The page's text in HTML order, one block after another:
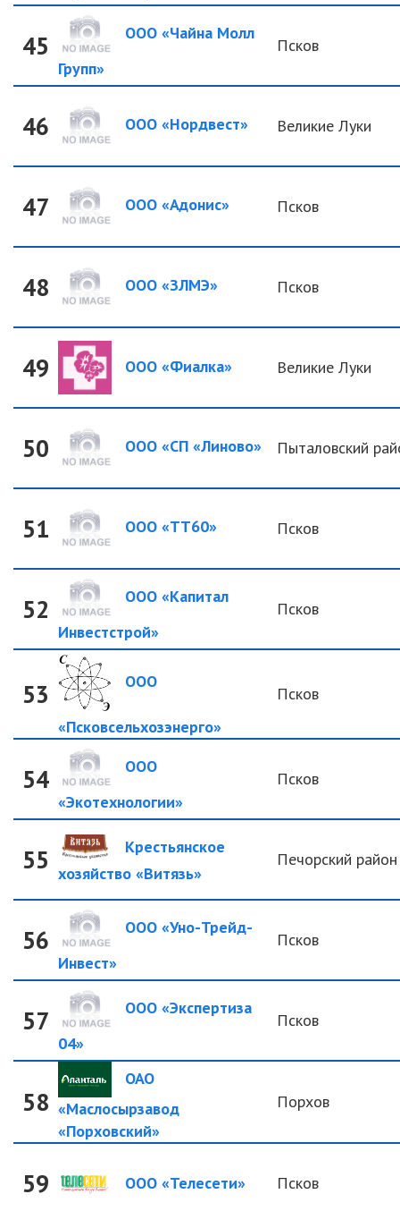
45
ООО «Чайна Молл
Групп»
Псков
46 ООО «Нордвест» Великие Луки
47 ООО «Адонис» Псков
48 ООО «ЗЛМЭ» Псков
49 ООО «Фиалка» Великие Луки
50 ООО «СП «Линово» Пыталовский
51 ООО «ТТ60» Псков
52
ООО «Капитал
Инвестстрой»
Псков
53 ООО
«Псковсельхозэнерго»
Псков
54
ООО
«Экотехнологии»
Псков
55
Крестьянское
хозяйство «Витязь»
Печорский район
56
ООО «Уно-Трейд-
Инвест»
Псков
57
ООО «Экспертиза
04»
Псков
58
ОАО
«Маслосырзавод
«Порховский»
Порхов
59 ООО «Телесети» Псков